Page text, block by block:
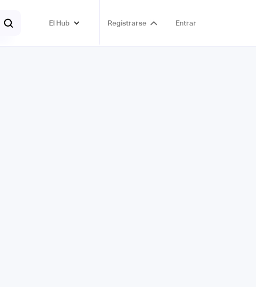
El Hub Registrarse Entrar